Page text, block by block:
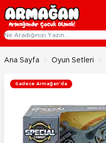
İçeriğe geç
Ana Sayfa > Oyun Setleri >
Sadece Armağan'da